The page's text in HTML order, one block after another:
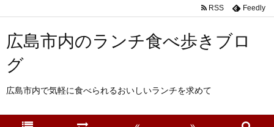
広島市内のランチ食べ歩きブロ
グ
広島市内で気軽に食べられるおいしいランチを求めて
RSS Feedly